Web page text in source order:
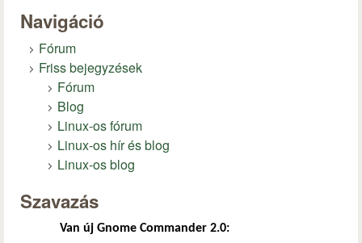
Navigáció
Fórum
Friss bejegyzések
Fórum
Blog
Linux-os fórum
Linux-os hír és blog
Linux-os blog
Szavazás
Van új Gnome Commander 2.0: